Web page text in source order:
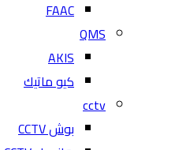
FAAC
QMS
AKIS
كيو ماتيك
cctv
بوش CCTV